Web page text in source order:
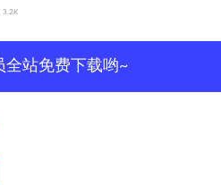
3.2K
全站免费下载哟~